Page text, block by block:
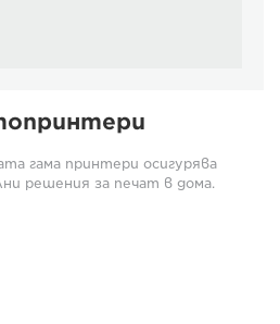
гама принтери осигурява
решения за печат в дома.